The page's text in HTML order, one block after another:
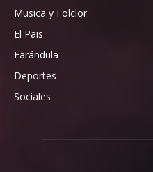
Musica y Folclor
El Pais
Farándula
Deportes
Sociales